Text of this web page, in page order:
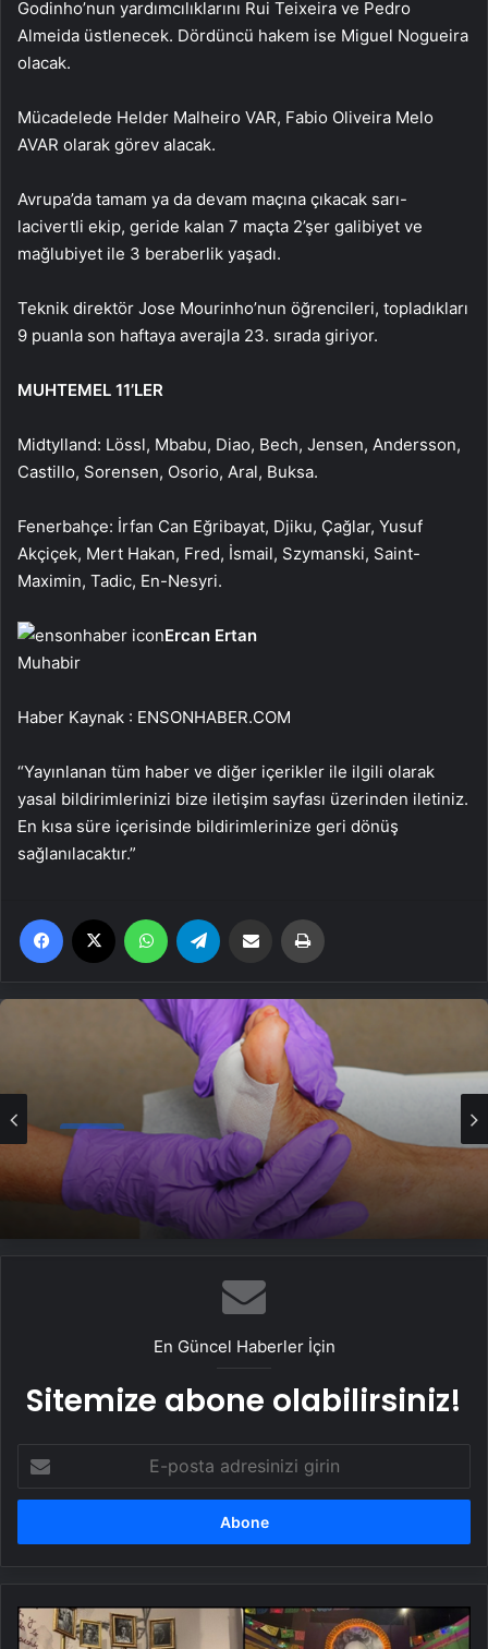
Godinho’nun yardımcılıklarını Rui Teixeira ve Pedro
Almeida üstlenecek. Dördüncü hakem ise Miguel Nogueira
olacak.
Mücadelede Helder Malheiro VAR, Fabio Oliveira Melo
AVAR olarak görev alacak.
Avrupa’da tamam ya da devam maçına çıkacak sarı-
lacivertli ekip, geride kalan 7 maçta 2’şer galibiyet ve
mağlubiyet ile 3 beraberlik yaşadı.
Teknik direktör Jose Mourinho’nun öğrencileri, topladıkları
9 puanla son haftaya averajla 23. sırada giriyor.
MUHTEMEL 11’LER
Midtylland: Lössl, Mbabu, Diao, Bech, Jensen, Andersson,
Castillo, Sorensen, Osorio, Aral, Buksa.
Fenerbahçe: İrfan Can Eğribayat, Djiku, Çağlar, Yusuf
Akçiçek, Mert Hakan, Fred, İsmail, Szymanski, Saint-
Maximin, Tadic, En-Nesyri.
Ercan Ertan
Muhabir
Haber Kaynak : ENSONHABER.COM
“Yayınlanan tüm haber ve diğer içerikler ile ilgili olarak
yasal bildirimlerinizi bize iletişim sayfası üzerinden iletiniz.
En kısa süre içerisinde bildirimlerinize geri dönüş
sağlanılacaktır.”
Facebook WhatsApp Email'den paylaş
Ortopodoloji İle Diyabetik Ayak Yarası
Tedavisi
En Güncel Haberler İçin
Sitemize abone olabilirsiniz!
posta
adresinizi
Frida
Kahlo'nun